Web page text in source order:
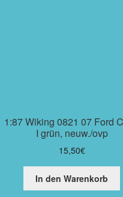
1:87 Wiking 0821 07 Ford
I grün, neuw./ovp
15,50€
In den Warenkorb